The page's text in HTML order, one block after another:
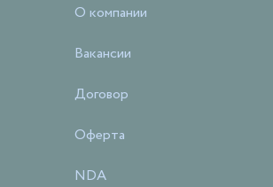
О компании
Вакансии
Договор
Оферта
NDA